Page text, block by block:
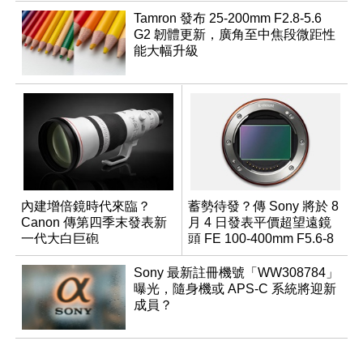
Tamron 發布 25-200mm F2.8-5.6
G2 韌體更新，廣角至中焦段微距性
能大幅升級
內建增倍鏡時代來臨？
Canon 傳第四季末發表新
一代大白巨砲
蓄勢待發？傳 Sony 將於 8
月 4 日發表平價超望遠鏡
頭 FE 100-400mm F5.6-8
Sony 最新註冊機號「WW308784」
曝光，隨身機或 APS-C 系統將迎新
成員？